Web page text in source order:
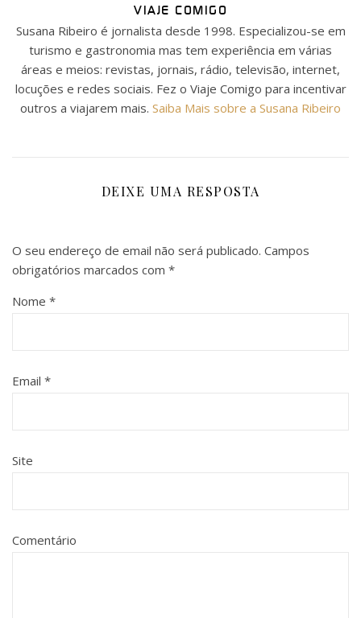
VIAJE COMIGO
Susana Ribeiro é jornalista desde 1998. Especializou-se em
turismo e gastronomia mas tem experiência em várias
áreas e meios: revistas, jornais, rádio, televisão, internet,
locuções e redes sociais. Fez o Viaje Comigo para incentivar
outros a viajarem mais. Saiba Mais sobre a Susana Ribeiro
DEIXE UMA RESPOSTA
O seu endereço de email não será publicado. Campos
obrigatórios marcados com *
Nome *
Email *
Site
Comentário